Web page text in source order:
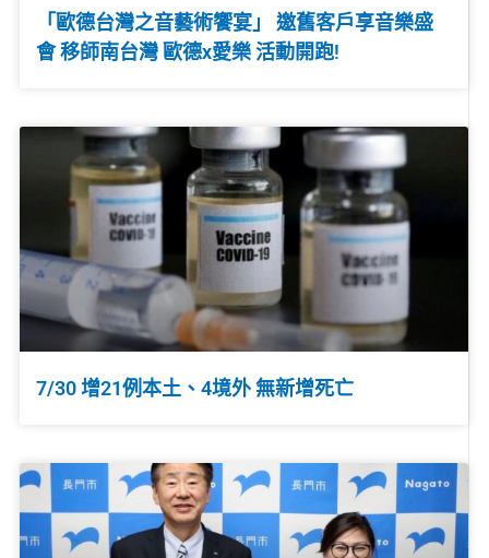
「歐德台灣之音藝術饗宴」 邀舊客戶享音樂盛
會 移師南台灣 歐德x愛樂 活動開跑!
7/30 增21例本土、4境外 無新增死亡